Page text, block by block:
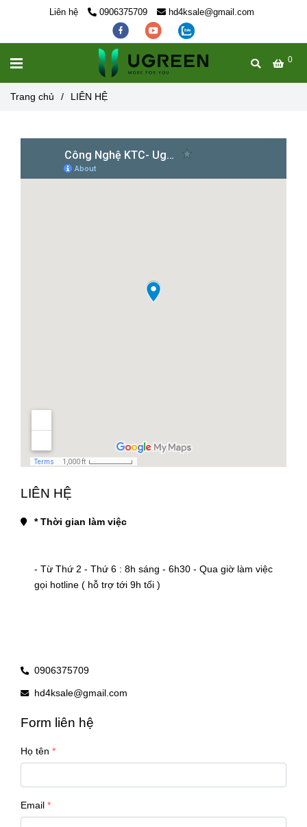
Liên hệ 0906375709 hd4ksale@gmail.com
0
Trang chủ / LIÊN HỆ
LIÊN HỆ
* Thời gian làm việc
- Từ Thứ 2 - Thứ 6 : 8h sáng - 6h30 - Qua giờ làm việc
gọi hotline ( hỗ trợ tới 9h tối )
0906375709
hd4ksale@gmail.com
Form liên hệ
Họ tên
Email